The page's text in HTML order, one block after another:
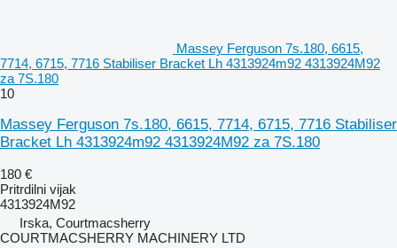
Massey Ferguson 7s.180, 6615,
7714, 6715, 7716 Stabiliser Bracket Lh 4313924m92 4313924M92
za 7S.180
10
Massey Ferguson 7s.180, 6615, 7714, 6715, 7716 Stabiliser
Bracket Lh 4313924m92 4313924M92 za 7S.180
180 €
Pritrdilni vijak
4313924M92
Irska, Courtmacsherry
COURTMACSHERRY MACHINERY LTD